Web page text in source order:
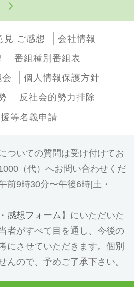
見 ご感想
会社情報
番組種別番組表
個人情報保護方針
反社会的勢力排除
等名義申請
ついての質問は受け付けてお
（代）へお問い合わせくだ
前9時30分〜午後6時[土・
感想フォーム】にいただいた
者がすべて目を通し、今後の
にさせていただきます。個別
んので、予めご了承下さい。